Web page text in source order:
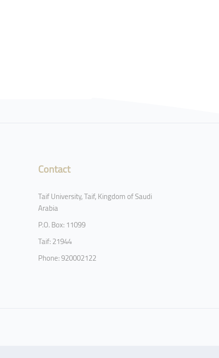
Contact
Taif University, Taif, Kingdom of Saudi
Arabia
P.O. Box: 11099
Taif: 21944
Phone: 920002122